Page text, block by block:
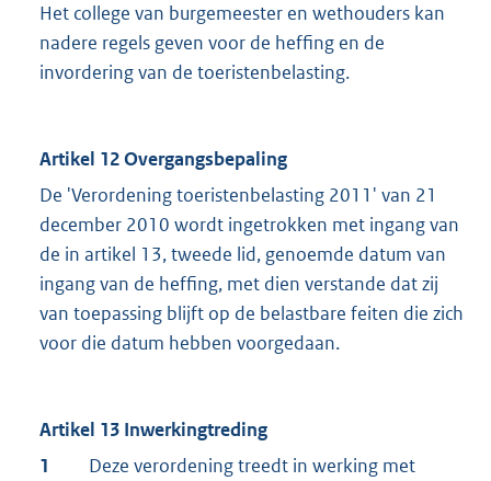
Het college van burgemeester en wethouders kan
nadere regels geven voor de heffing en de
invordering van de toeristenbelasting.
Artikel 12 Overgangsbepaling
De 'Verordening toeristenbelasting 2011' van 21
december 2010 wordt ingetrokken met ingang van
de in artikel 13, tweede lid, genoemde datum van
ingang van de heffing, met dien verstande dat zij
van toepassing blijft op de belastbare feiten die zich
voor die datum hebben voorgedaan.
Artikel 13 Inwerkingtreding
1
Deze verordening treedt in werking met